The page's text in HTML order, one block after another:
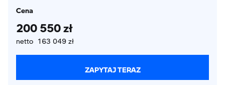
Cena
200 550 zł
netto 163 049 zł
ZAPYTAJ TERAZ